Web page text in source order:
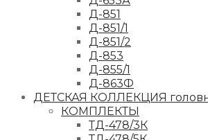
Д-851
Д-851/1
Д-851/2
Д-853
Д-855/1
Д-863Ф
ДЕТСКАЯ КОЛЛЕКЦИЯ
КОМПЛЕКТЫ
ТД-478/3К